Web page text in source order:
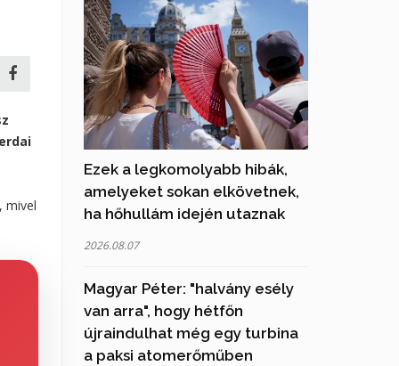
mivel
Ezek a legkomolyabb hibák,
amelyeket sokan elkövetnek,
ha hőhullám idején utaznak
2026.08.07
Magyar Péter: "halvány esély
van arra", hogy hétfőn
újraindulhat még egy turbina
a paksi atomerőműben